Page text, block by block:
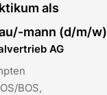
als
mann (d/m/w)
AG
BOS,